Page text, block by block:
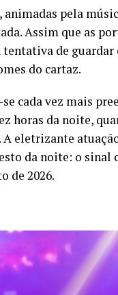
pela
Assim que as
tentativa de
do cartaz.
cada vez mais
horas da noite,
eletrizante
da noite: o sinal
de 2026.